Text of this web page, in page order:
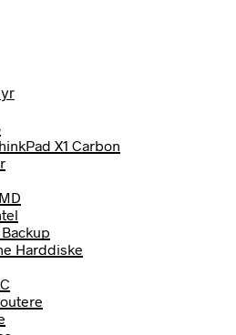
X1 Carbon
Harddiske